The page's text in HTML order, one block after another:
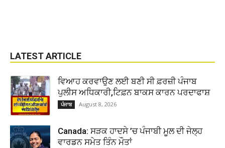
LATEST ARTICLE
ਵਿਆਹ ਕਰਵਾਉਣ ਲਈ ਬਣੀ ਸੀ ਫ਼ਰਜ਼ੀ ਪੰਜਾਬ
ਪੁਲੀਸ ਅਧਿਕਾਰੀ,ਟਿਫ਼ਨ ਬਾਕਸ ਕਾਰਨ ਪਰਦਾਫਾਸ਼
ਪੰਜਾਬ August 8, 2026
Canada: ਸੜਕ ਹਾਦਸੇ ’ਚ ਪੰਜਾਬੀ ਮੂਲ ਦੀ ਜੇਲ੍ਹ
ਵਾਰਡਨ ਸਮੇਤ ਤਿੰਨ ਮੌਤਾਂ